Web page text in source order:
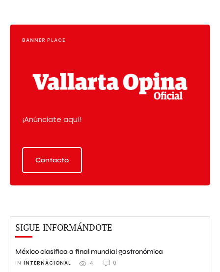
BANNER PLACE
¡Anúnciate aquí!
Contacto
SIGUE INFORMÁNDOTE
México clasifica a final mundial gastronómica
IN INTERNACIONAL 4 0